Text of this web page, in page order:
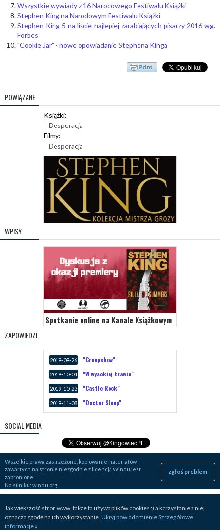
Wszystkie wywiady z 16 Narodowego Festiwalu Książki
Stephen King na Narodowym Festiwalu Książki
Stephen King 5 na liście najlepiej zarabiających pisarzy 2016 wg.
Forbes
"Cookie Jar" - nowe opowiadanie Stephena Kinga
POWIĄZANE
Książki:
Desperacja
Filmy:
Desperacja
WPISY
Spotkanie online na Kanale Książkowym
ZAPOWIEDZI
2019-09-26 "Creepshow"
2019-10-04 "W wysokiej trawie"
2019-10-23 "Castle Rock"
2019-11-08 "Doctor Sleep"
SOCIAL MEDIA
zgłoś problem
Wszelkie prawa zastrzeżone, kopiowanie materiałów
zawartych na stronie niezgodnie z licencją Windu jest
zabronione.
Na silniku: windu.org
Jak większość stron www, także ta używa plików cookies :) a korzystanie z niej
oznacza zgodę na ich wykorzystanie. Ukryj powiadomienieSzczegółowe
informacje »